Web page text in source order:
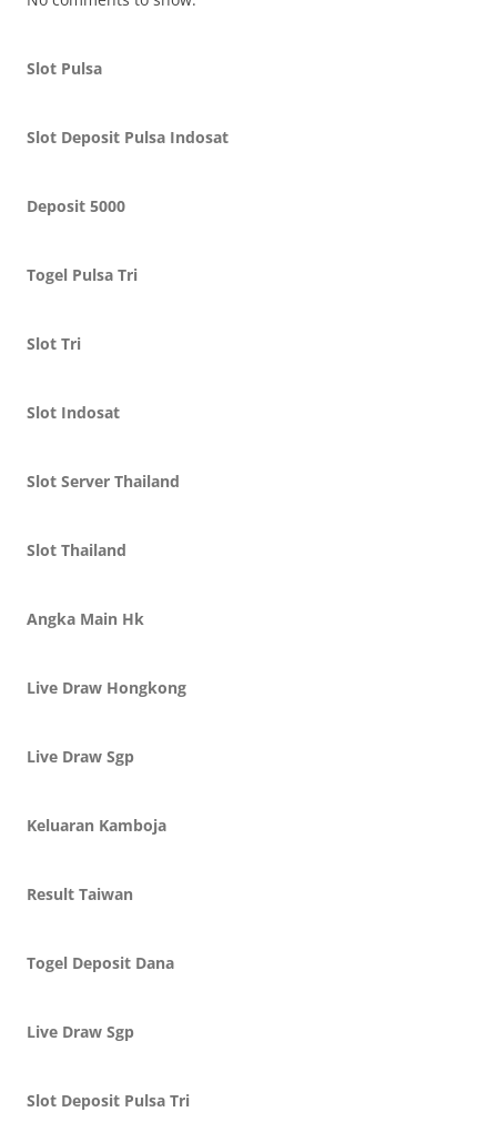
Slot Pulsa
Slot Deposit Pulsa Indosat
Deposit 5000
Togel Pulsa Tri
Slot Tri
Slot Indosat
Slot Server Thailand
Slot Thailand
Angka Main Hk
Live Draw Hongkong
Live Draw Sgp
Keluaran Kamboja
Result Taiwan
Togel Deposit Dana
Live Draw Sgp
Slot Deposit Pulsa Tri